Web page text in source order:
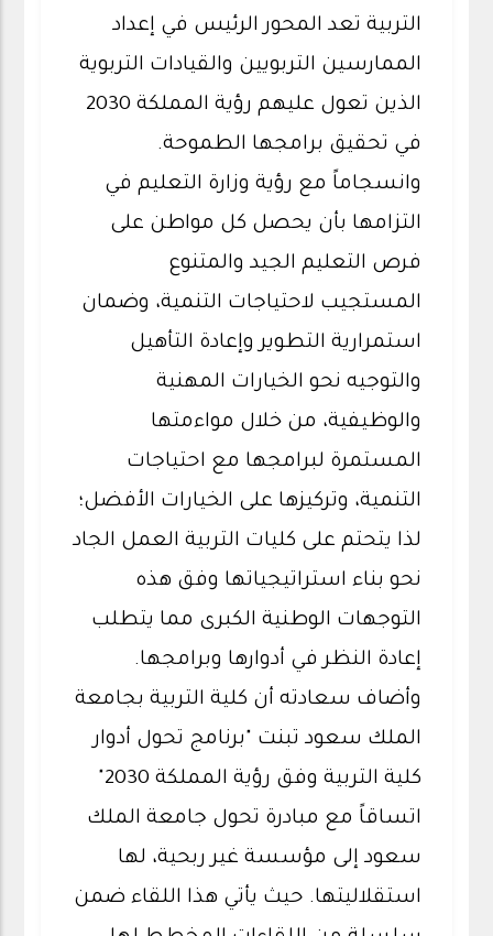
التربية تعد المحور الرئيس في إعداد
الممارسين التربويين والقيادات التربوية
الذين تعول عليهم رؤية المملكة 2030
في تحقيق برامجها الطموحة.
وانسجاماً مع رؤية وزارة التعليم في
التزامها بأن يحصل كل مواطن على
فرص التعليم الجيد والمتنوع
المستجيب لاحتياجات التنمية، وضمان
استمرارية التطوير وإعادة التأهيل
والتوجيه نحو الخيارات المهنية
والوظيفية، من خلال مواءمتها
المستمرة لبرامجها مع احتياجات
التنمية، وتركيزها على الخيارات الأفضل؛
لذا يتحتم على كليات التربية العمل الجاد
نحو بناء استراتيجياتها وفق هذه
التوجهات الوطنية الكبرى مما يتطلب
إعادة النظر في أدوارها وبرامجها.
وأضاف سعادته أن كلية التربية بجامعة
الملك سعود تبنت "برنامج تحول أدوار
كلية التربية وفق رؤية المملكة 2030"
اتساقاً مع مبادرة تحول جامعة الملك
سعود إلى مؤسسة غير ربحية، لها
استقلاليتها. حيث يأتي هذا اللقاء ضمن